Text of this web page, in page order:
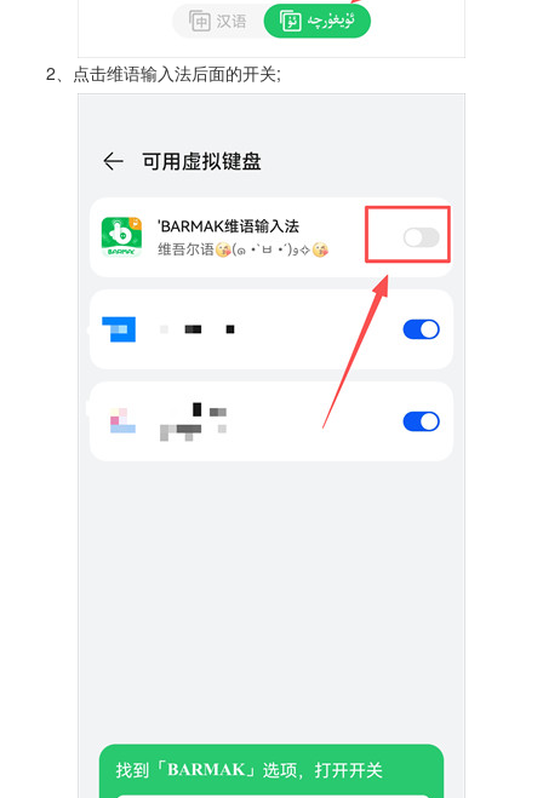
2、点击维语输入法后面的开关;